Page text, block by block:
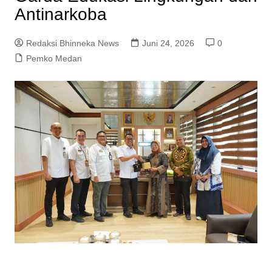
Antinarkoba
Redaksi Bhinneka News Juni 24, 2026
0
Pemko Medan